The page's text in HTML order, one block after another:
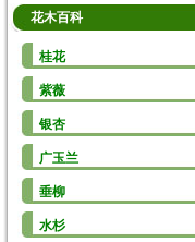
花木百科
桂花
紫薇
银杏
广玉兰
垂柳
水杉